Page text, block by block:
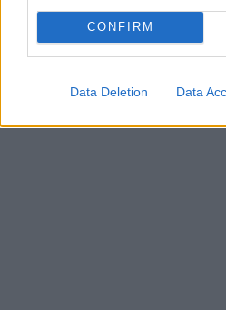
CONFIRM
Data Deletion Data